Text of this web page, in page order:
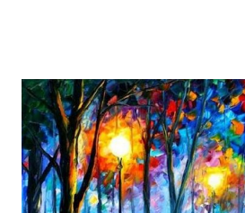
memiliki spesifikasi berbeda sesuai
menggambar bentuk: 1. Kertas Gambar
membutuhkan kertas yang baik agar
nyaman dan maksimal. Bahan kertas yang
adalah tidak mudah sobek, mengingat